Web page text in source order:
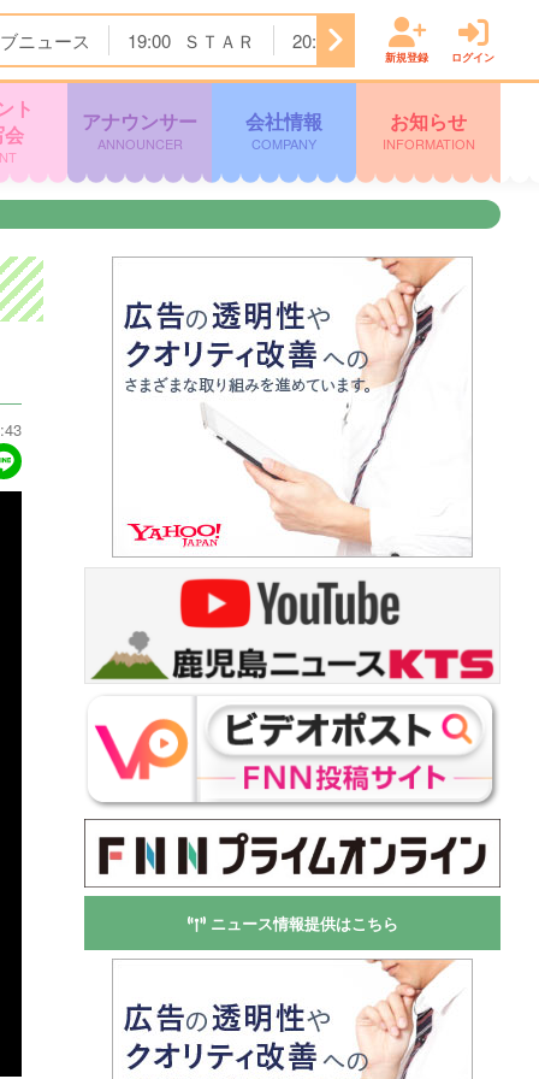
ニュース 19:00 ＳＴＡＲ 20:00 街グルメをマジ探索！
新規登録 ログイン
ト
アナウンサー
ANNOUNCER
会社情報
COMPANY
お知らせ
INFORMATION
ニュース情報提供はこちら